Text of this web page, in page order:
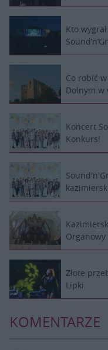
Kto
Co robić
Dolnym w
Koncert
Konkurs!
Organowy
Złote
Lipki
KOMENTARZE